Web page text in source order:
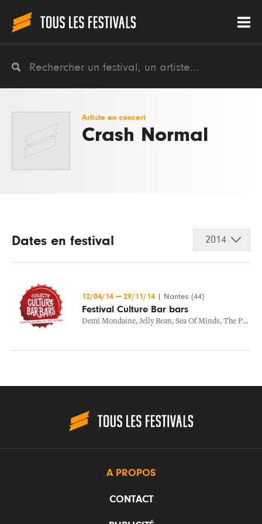
Artiste en concert
Crash Normal
Dates en festival 2014
12/04/14 — 29/11/14 Nantes (44)
Festival Culture Bar bars
Demi Mondaine, Jelly Bean, Sea Of Minds, The Prestige
A PROPOS
CONTACT